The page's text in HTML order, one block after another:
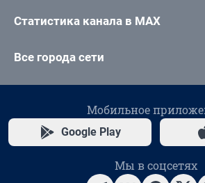
Статистика канала в MAX
Все города сети
Мобильное
Google Play
Мы в соцсетях